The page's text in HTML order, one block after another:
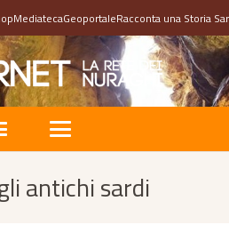
MediatecaGeoportaleRacconta una Storia
antichi sardi